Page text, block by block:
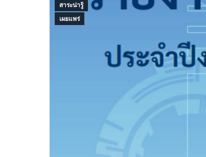
สาระน่ารู้
เผยแพร่